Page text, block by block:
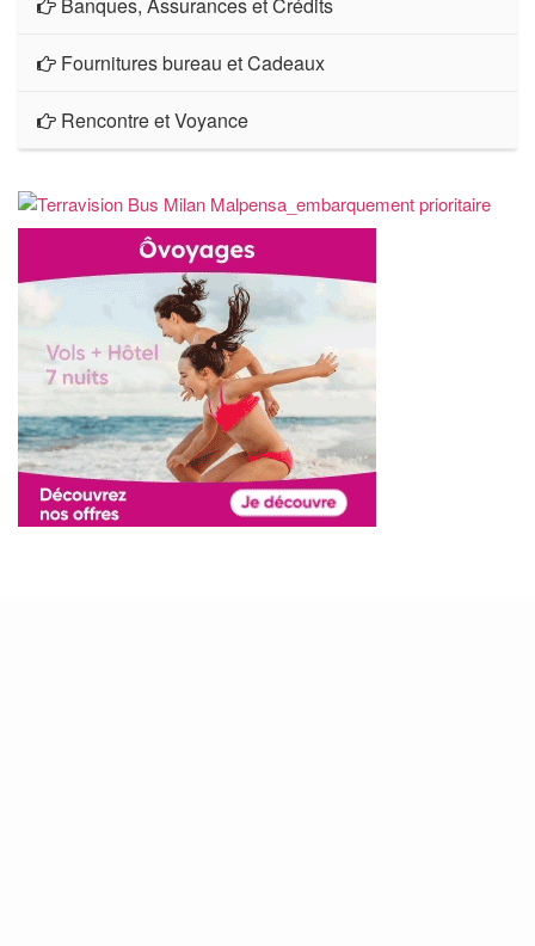
Fournitures bureau et Cadeaux
Rencontre et Voyance